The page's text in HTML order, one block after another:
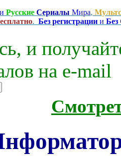
и Русские Сериалы Мира,
. Без регистрации и
и
на e-mаil